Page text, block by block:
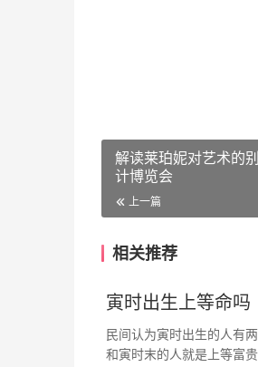
解读莱珀妮对艺术的
计博览会
上一篇
相关推荐
寅时出生上等命吗
民间认为寅时出生的人有
和寅时末的人就是上等富